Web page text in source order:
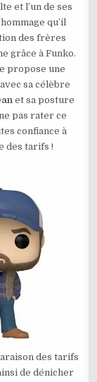
BOBBY
SINGER
N°1838
et l’un de ses
qu’il
des frères
grâce à Funko.
propose une
sa célèbre
et sa posture
pas rater ce
confiance à
des tarifs !
des tarifs
de dénicher